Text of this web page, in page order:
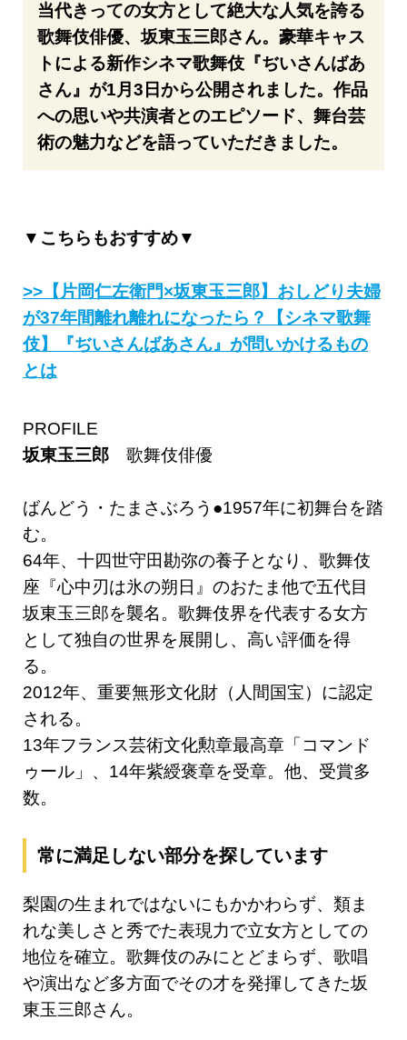
当代きっての女方として絶大な人気を誇る
歌舞伎俳優、坂東玉三郎さん。豪華キャス
トによる新作シネマ歌舞伎『ぢいさんばあ
さん』が1月3日から公開されました。作品
への思いや共演者とのエピソード、舞台芸
術の魅力などを語っていただきました。
▼こちらもおすすめ▼
>>【片岡仁左衛門×坂東玉三郎】おしどり夫婦
が37年間離れ離れになったら？【シネマ歌舞
伎】『ぢいさんばあさん』が問いかけるもの
とは
PROFILE
坂東玉三郎 歌舞伎俳優
ばんどう・たまさぶろう●1957年に初舞台を踏
む。
64年、十四世守田勘弥の養子となり、歌舞伎
座『心中刃は氷の朔日』のおたま他で五代目
坂東玉三郎を襲名。歌舞伎界を代表する女方
として独自の世界を展開し、高い評価を得
る。
2012年、重要無形文化財（人間国宝）に認定
される。
13年フランス芸術文化勲章最高章「コマンド
ゥール」、14年紫綬褒章を受章。他、受賞多
数。
常に満足しない部分を探しています
梨園の生まれではないにもかかわらず、類ま
れな美しさと秀でた表現力で立女方としての
地位を確立。歌舞伎のみにとどまらず、歌唱
や演出など多方面でその才を発揮してきた坂
東玉三郎さん。